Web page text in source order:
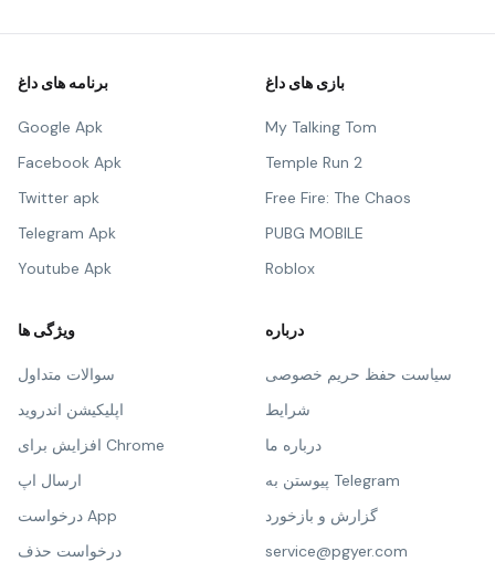
برنامه های داغ
Google Apk
Facebook Apk
Twitter apk
Telegram Apk
Youtube Apk
بازی های داغ
My Talking Tom
Temple Run 2
Free Fire: The Chaos
PUBG MOBILE
Roblox
ویژگی ها
سوالات متداول
اپلیکیشن اندروید
افزایش برای Chrome
ارسال اپ
درخواست App
درخواست حذف
درباره
سیاست حفظ حریم خصوصی
شرایط
درباره ما
پیوستن به Telegram
گزارش و بازخورد
service@pgyer.com